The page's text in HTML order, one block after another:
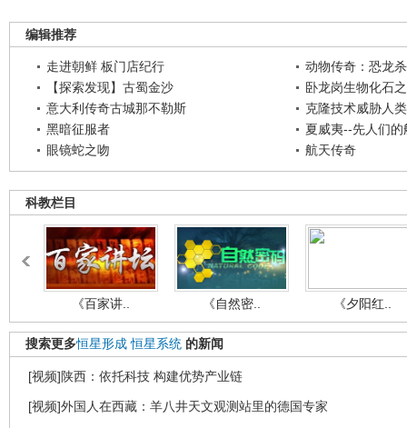
编辑推荐
走进朝鲜 板门店纪行
动物传奇：恐龙
【探索发现】古蜀金沙
卧龙岗生物化石
意大利传奇古城那不勒斯
克隆技术威胁人
黑暗征服者
夏威夷--先人们的
眼镜蛇之吻
航天传奇
科教栏目
《百家讲.. 《自然密.. 《夕阳红..
搜索更多恒星形成 恒星系统 的新闻
[视频]陕西：依托科技 构建优势产业链
[视频]外国人在西藏：羊八井天文观测站里的德国专家